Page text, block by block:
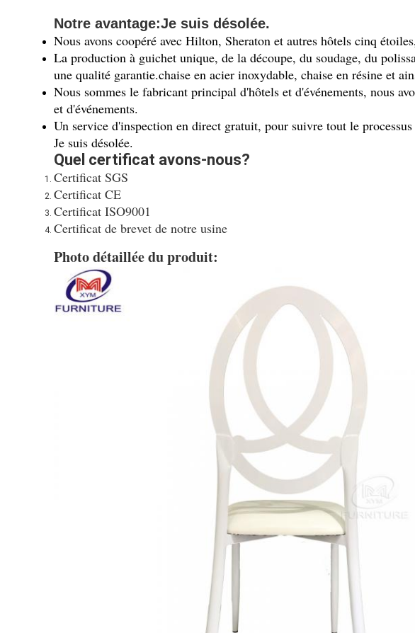
Notre avantage:Je suis désolée.
Nous avons coopéré avec Hilton, Sheraton et autres hôtels cinq
La production à guichet unique, de la découpe, du soudage, du
une qualité garantie.chaise en acier inoxydable, chaise en résine et
Nous sommes le fabricant principal d'hôtels et d'événements, nous
et d'événements.
Un service d'inspection en direct gratuit, pour suivre tout le
Je suis désolée.
Quel certificat avons-nous?
Certificat SGS
Certificat CE
Certificat ISO9001
Certificat de brevet de notre usine
Photo détaillée du produit: